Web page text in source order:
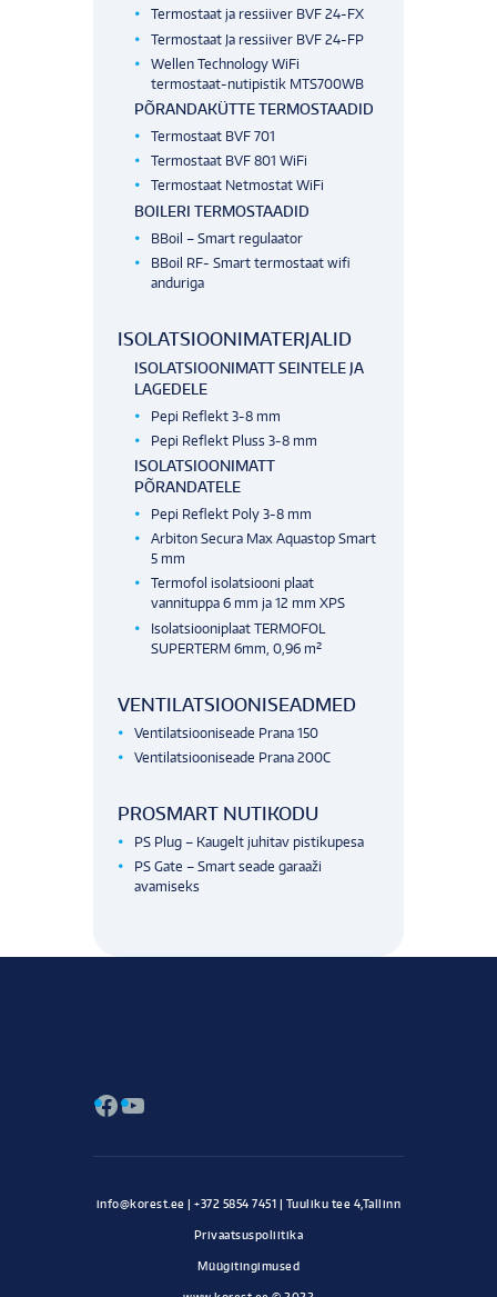
Termostaat ja ressiiver BVF 24-FX
Termostaat Ja ressiiver BVF 24-FP
Wellen Technology WiFi
termostaat-nutipistik MTS700WB
PÕRANDAKÜTTE TERMOSTAADID
Termostaat BVF 701
Termostaat BVF 801 WiFi
Termostaat Netmostat WiFi
BOILERI TERMOSTAADID
BBoil – Smart regulaator
BBoil RF- Smart termostaat wifi
anduriga
ISOLATSIOONIMATERJALID
ISOLATSIOONIMATT SEINTELE JA
LAGEDELE
Pepi Reflekt 3-8 mm
Pepi Reflekt Pluss 3-8 mm
ISOLATSIOONIMATT
PÕRANDATELE
Pepi Reflekt Poly 3-8 mm
Arbiton Secura Max Aquastop Smart
5 mm
Termofol isolatsiooni plaat
vannituppa 6 mm ja 12 mm XPS
Isolatsiooniplaat TERMOFOL
SUPERTERM 6mm, 0,96 m²
VENTILATSIOONISEADMED
Ventilatsiooniseade Prana 150
Ventilatsiooniseade Prana 200C
PROSMART NUTIKODU
PS Plug – Kaugelt juhitav pistikupesa
PS Gate – Smart seade garaaži
avamiseks
Facebook
YouTube
Privaatsuspoliitika
Müügitingimused